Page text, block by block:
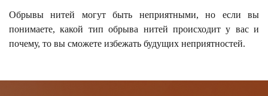
Обрывы нитей могут быть неприятными, но если вы
понимаете, какой тип обрыва нитей происходит у вас и
почему, то вы сможете избежать будущих неприятностей.